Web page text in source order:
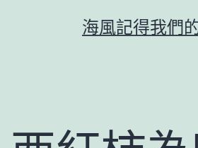
容
海風記得我們